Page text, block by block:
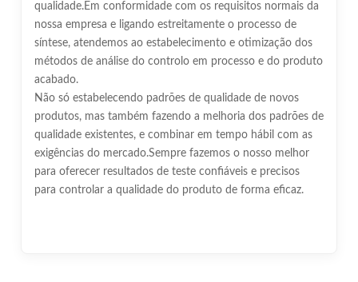
qualidade.Em conformidade com os requisitos normais da
nossa empresa e ligando estreitamente o processo de
síntese, atendemos ao estabelecimento e otimização dos
métodos de análise do controlo em processo e do produto
acabado.
Não só estabelecendo padrões de qualidade de novos
produtos, mas também fazendo a melhoria dos padrões de
qualidade existentes, e combinar em tempo hábil com as
exigências do mercado.Sempre fazemos o nosso melhor
para oferecer resultados de teste confiáveis e precisos
para controlar a qualidade do produto de forma eficaz.